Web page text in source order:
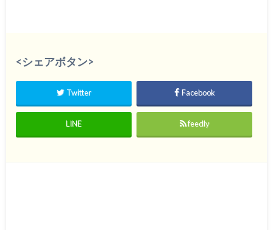
<シェアボタン>
Twitter Facebook
LINE feedly